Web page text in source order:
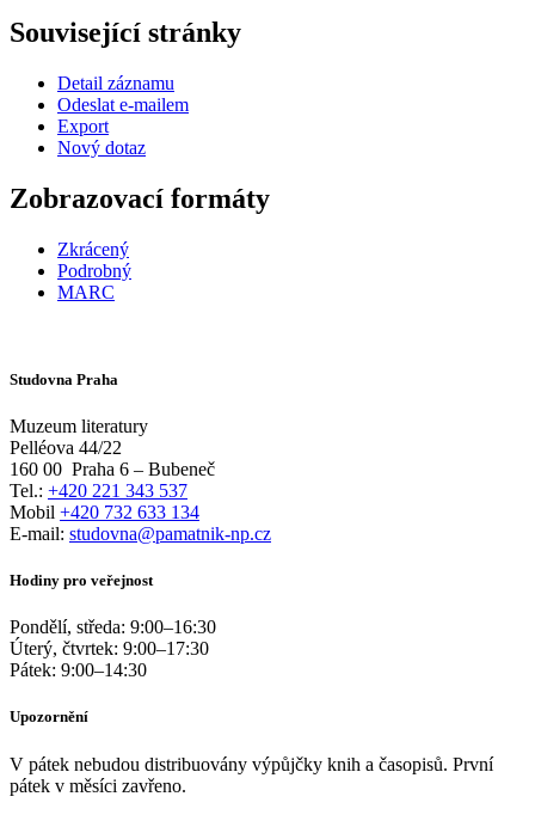
Související stránky
Detail záznamu
Odeslat e-mailem
Export
Nový dotaz
Zobrazovací formáty
Zkrácený
Podrobný
MARC
Studovna Praha
Muzeum literatury
Pelléova 44/22
160 00 Praha 6 – Bubeneč
Tel.: +420 221 343 537
Mobil +420 732 633 134
E-mail: studovna@pamatnik-np.cz
Hodiny pro veřejnost
Pondělí, středa: 9:00–16:30
Úterý, čtvrtek: 9:00–17:30
Pátek: 9:00–14:30
Upozornění
V pátek nebudou distribuovány výpůjčky knih a časopisů. První
pátek v měsíci zavřeno.